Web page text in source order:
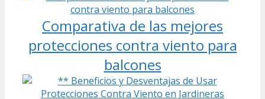
Comparativa de las mejores
protecciones contra viento para
balcones